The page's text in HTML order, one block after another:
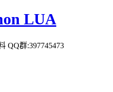
LUA
QQ群:397745473